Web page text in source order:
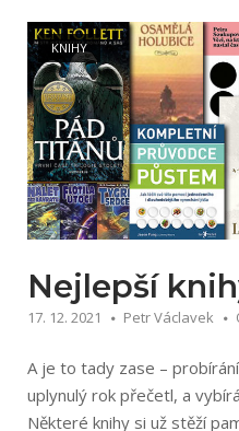
KNIHY
Open post
Nejlepší
17. 12. 2021 Petr Václavek
A je to tady zase –
uplynulý rok přečetl, a
Některé knihy si už stěží